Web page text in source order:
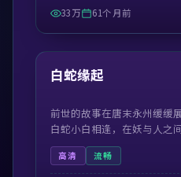
33万 61个月前
热门
白蛇缘起
前世的故事在唐末永州缓缓
白蛇小白相逢，在妖与人之
高清 流畅